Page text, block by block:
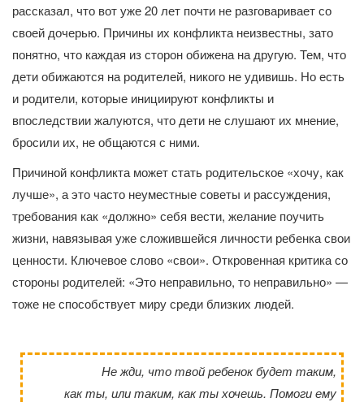
рассказал, что вот уже 20 лет почти не разговаривает со
своей дочерью. Причины их конфликта неизвестны, зато
понятно, что каждая из сторон обижена на другую. Тем, что
дети обижаются на родителей, никого не удивишь. Но есть
и родители, которые инициируют конфликты и
впоследствии жалуются, что дети не слушают их мнение,
бросили их, не общаются с ними.
Причиной конфликта может стать родительское «хочу, как
лучше», а это часто неуместные советы и рассуждения,
требования как «должно» себя вести, желание поучить
жизни, навязывая уже сложившейся личности ребенка свои
ценности. Ключевое слово «свои». Откровенная критика со
стороны родителей: «Это неправильно, то неправильно» —
тоже не способствует миру среди близких людей.
Не жди, что твой ребенок будет таким,
как ты, или таким, как ты хочешь. Помоги ему